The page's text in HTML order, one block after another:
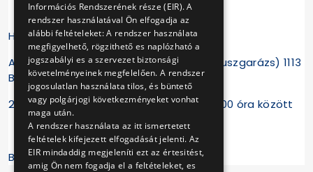
Helyszín, időpont:
ATÜI Kelenföldi Divízió (Kelenföldi autóbuszgarázs) 1113
Budapest Hamzsabégi út 55-57.
2018. szeptember 29. szombat 10:00-16:00 óra között
BKV Zrt.
Információs Rendszerének része (EIR). A
rendszer használatával Ön elfogadja az
alábbi feltételeket: A rendszer használata
megfigyelhető, rögzithető es naplózható a
jogszabályi es a szervezet biztonsági
követelményeinek megfelelően. A rendszer
jogosulatlan használata tilos, és büntető
vagy polgárjogi következményeket vonhat
maga után.
A rendszer használata az itt ismertetett
feltételek kifejezett elfogadását jelenti. Az
EIR mindaddig megjeleníti ezt az értesitést,
amig Ön nem fogadja el a feltételeket, es